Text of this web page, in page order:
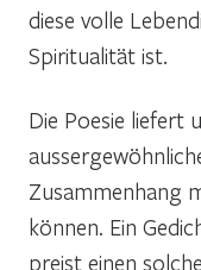
diese volle
Spiritualität ist.
Die Poesie liefert
Zusammenhang
können. Ein
preist einen